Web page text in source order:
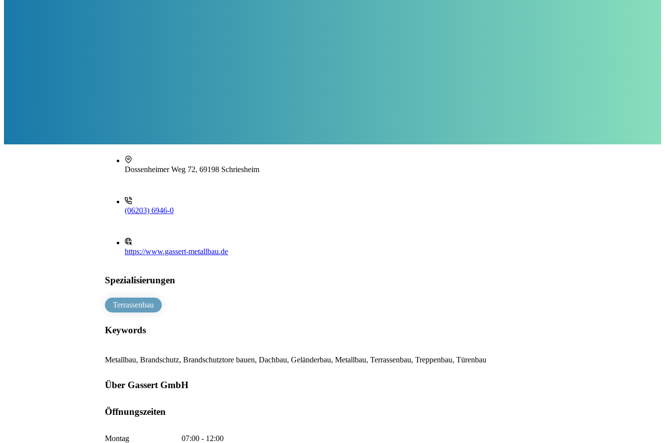
Dossenheimer Weg 72, 69198 Schriesheim
(06203) 6946-0
https://www.gassert-metallbau.de
Spezialisierungen
Terrassenbau
Keywords
Metallbau, Brandschutz, Brandschutztore bauen, Dachbau, Geländerbau, Metallbau, Terrassenbau, Treppenbau, Türenbau
Über Gassert GmbH
Öffnungszeiten
Montag
07:00 - 12:00